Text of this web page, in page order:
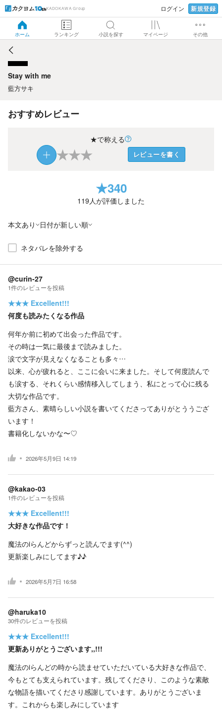
KADOKAWA Group ログイン 新規登録
ホーム ランキング 小説を探す マイページ その他
Stay with me
Stay with me
藍方サキ
おすすめレビュー
★で称える
★★★ レビューを書く
★340
119人が評価しました
本文あり 日付が新しい順
ネタバレを除外する
@curin-27
1件のレビューを投稿
★★★ Excellent!!!
何度も読みたくなる作品
何年か前に初めて出会った作品です。
その時は一気に最後まで読みました。
涙で文字が見えなくなることも多々…
以来、心が疲れると、ここに会いに来ました。そして何度読んで
も涙する、それくらい感情移入してしまう、私にとって心に残る
大切な作品です。
藍方さん、素晴らしい小説を書いてくださってありがとううござ
います！
書籍化しないかな〜♡
2026年5月9日 14:19
@kakao-03
1件のレビューを投稿
★★★ Excellent!!!
大好きな作品です！
魔法のiらんどからずっと読んでます(^^)
更新楽しみにしてます♪♪
2026年5月7日 16:58
@haruka10
30件のレビューを投稿
★★★ Excellent!!!
更新ありがとうございます,,!!!
魔法のiらんどの時から読ませていただいている大好きな作品で、
今もとても支えられています。残してくださり、このような素敵
な物語を描いてくださり感謝しています。ありがとうございま
す。これからも楽しみにしています